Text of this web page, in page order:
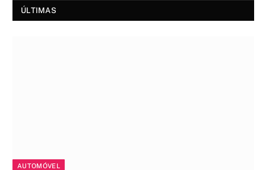
ÚLTIMAS
AUTOMÓVEL